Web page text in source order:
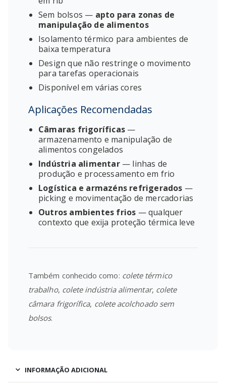
Sem bolsos — apto para zonas de
manipulação de alimentos
Isolamento térmico para ambientes de
baixa temperatura
Design que não restringe o movimento
para tarefas operacionais
Disponível em várias cores
Aplicações Recomendadas
Câmaras frigoríficas —
armazenamento e manipulação de
alimentos congelados
Indústria alimentar— linhas de
produção e processamento em frio
Logística e armazéns refrigerados —
picking e movimentação de mercadorias
Outros ambientes frios — qualquer
contexto que exija proteção térmica leve
Também conhecido como: colete térmico
trabalho, colete indústria alimentar, colete
câmara frigorífica, colete acolchoado sem
bolsos.
INFORMAÇÃO ADICIONAL